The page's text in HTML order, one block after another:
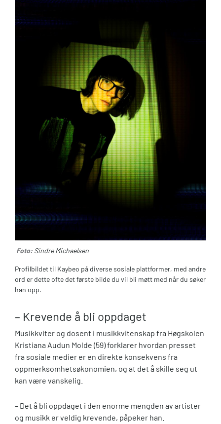
Foto: Sindre Michaelsen
Profilbildet til Kaybeo på diverse sosiale plattformer, med andre
ord er dette ofte det første bilde du vil bli møtt med når du søker
han opp.
– Krevende å bli oppdaget
Musikkviter og dosent i musikkvitenskap fra Høgskolen
Kristiana Audun Molde (59) forklarer hvordan presset
fra sosiale medier er en direkte konsekvens fra
oppmerksomhetsøkonomien, og at det å skille seg ut
kan være vanskelig.
– Det å bli oppdaget i den enorme mengden av artister
og musikk er veldig krevende, påpeker han.